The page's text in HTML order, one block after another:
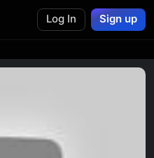
Log In Sign up